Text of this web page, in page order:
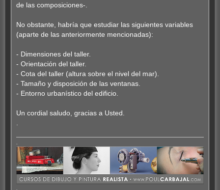
de las composiciones-.
No obstante, habría que estudiar las siguientes variables
(aparte de las anteriormente mencionadas):
- Dimensiones del taller.
- Orientación del taller.
- Cota del taller (altura sobre el nivel del mar).
- Tamaño y disposición de las ventanas.
- Entorno urbanístico del edificio.
Un cordial saludo, gracias a Usted.
.